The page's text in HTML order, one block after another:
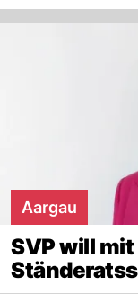
Aargau
SVP will